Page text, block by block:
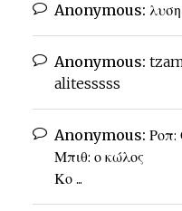
Anonymous:
Anonymous:
alitesssss
Anonymous: Ροπ:
Μπιθ: ο κώλος
Κο ...